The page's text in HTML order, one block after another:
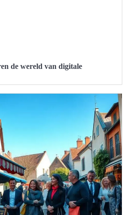
de wereld van digitale